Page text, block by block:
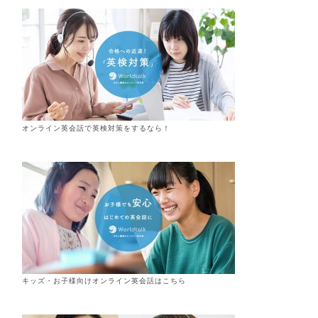
オンライン英会話で英検対策をするなら！
キッズ・お子様向けオンライン英会話はこちら